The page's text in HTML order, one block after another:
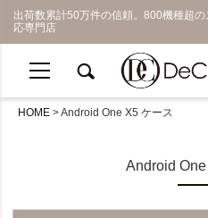
出荷数累計50万件の信頼。800機種超
応専門店
HOME Android One X5 ケース
Android